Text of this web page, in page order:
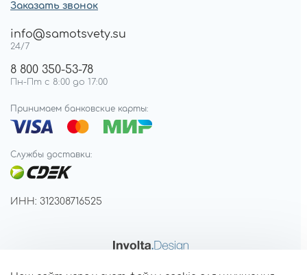
Заказать звонок
info@samotsvety.su
24/7
8 800 350-53-78
Пн-Пт с 8:00 до 17:00
Принимаем банковские карты:
Службы доставки:
ИНН: 312308716525